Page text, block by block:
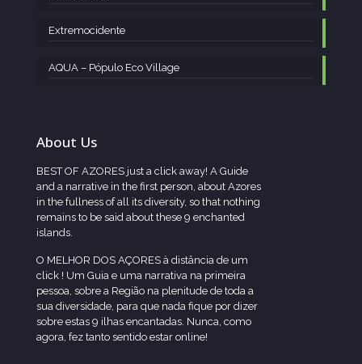
Extremocidente
AQUA – Pópulo Eco Village
About Us
BEST OF AZORES just a click away! A Guide
and a narrative in the first person, about Azores
in the fullness of all its diversity, so that nothing
remains to be said about these 9 enchanted
islands.
O MELHOR DOS AÇORES à distância de um
click ! Um Guia e uma narrativa na primeira
pessoa, sobre a Região na plenitude de toda a
sua diversidade, para que nada fique por dizer
sobre estas 9 ilhas encantadas. Nunca, como
agora, fez tanto sentido estar online!